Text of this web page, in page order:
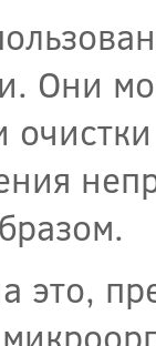
Они
это,